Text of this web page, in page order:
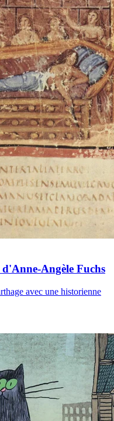
Angèle Fuchs
avec une historienne